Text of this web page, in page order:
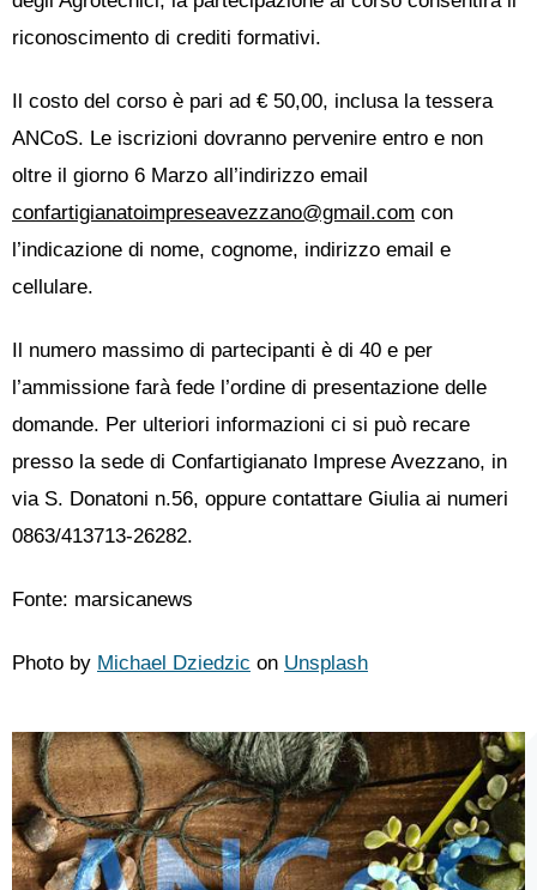
riconoscimento di crediti formativi.
Il costo del corso è pari ad € 50,00, inclusa la tessera
ANCoS. Le iscrizioni dovranno pervenire entro e non
oltre il giorno 6 Marzo all’indirizzo email
confartigianatoimpreseavezzano@gmail.com con
l’indicazione di nome, cognome, indirizzo email e
cellulare.
Il numero massimo di partecipanti è di 40 e per
l’ammissione farà fede l’ordine di presentazione delle
domande. Per ulteriori informazioni ci si può recare
presso la sede di Confartigianato Imprese Avezzano, in
via S. Donatoni n.56, oppure contattare Giulia ai numeri
0863/413713-26282.
Fonte: marsicanews
Photo by Michael Dziedzic on Unsplash